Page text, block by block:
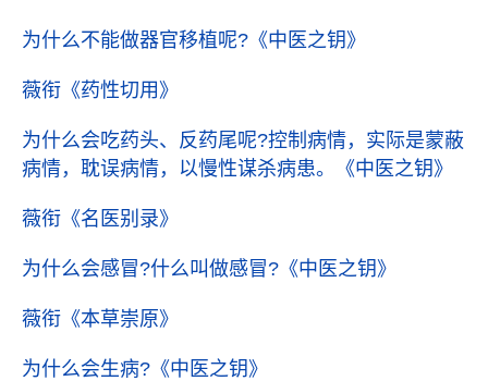
为什么不能做器官移植呢? 《中医之钥》
薇衔 《药性切用》
为什么会吃药头、反药尾呢?控制病情，实际是蒙蔽
病情，耽误病情，以慢性谋杀病患。
《中医之钥》
薇衔 《名医别录》
为什么会感冒?什么叫做感冒? 《中医之钥》
薇衔 《本草崇原》
为什么会生病? 《中医之钥》